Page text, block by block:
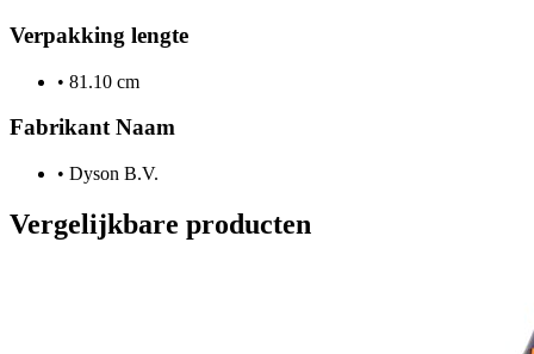
Verpakking lengte
• 81.10 cm
Fabrikant Naam
• Dyson B.V.
Vergelijkbare producten